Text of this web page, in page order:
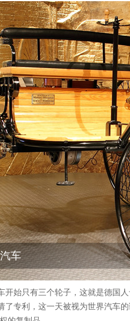
车
开始只有三个轮子，这就是德国
了专利，这一天被视为世界汽车